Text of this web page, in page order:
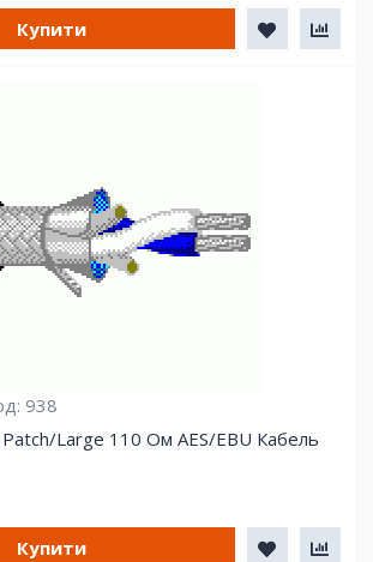
Купити
938
Large 110 Ом AES/EBU Кабель
Купити